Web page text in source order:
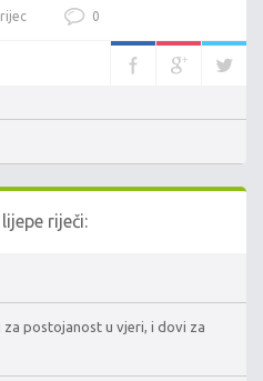
0
riječi:
postojanost u vjeri, i dovi za